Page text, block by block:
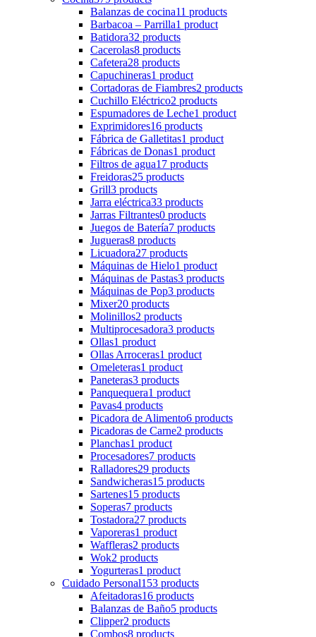
Balanzas de cocina11 products
Barbacoa – Parrilla1 product
Batidora32 products
Cacerolas8 products
Cafetera28 products
Capuchineras1 product
Cortadoras de Fiambres2 products
Cuchillo Eléctrico2 products
Espumadores de Leche1 product
Exprimidores16 products
Fábrica de Galletitas1 product
Fábricas de Donas1 product
Filtros de agua17 products
Freidoras25 products
Grill3 products
Jarra eléctrica33 products
Jarras Filtrantes0 products
Juegos de Batería7 products
Jugueras8 products
Licuadora27 products
Máquinas de Hielo1 product
Máquinas de Pastas3 products
Máquinas de Pop3 products
Mixer20 products
Molinillos2 products
Multiprocesadora3 products
Ollas1 product
Ollas Arroceras1 product
Omeleteras1 product
Paneteras3 products
Panquequera1 product
Pavas4 products
Picadora de Alimento6 products
Picadoras de Carne2 products
Planchas1 product
Procesadores7 products
Ralladores29 products
Sandwicheras15 products
Sartenes15 products
Soperas7 products
Tostadora27 products
Vaporeras1 product
Waffleras2 products
Wok2 products
Yogurteras1 product
Cuidado Personal153 products
Afeitadoras16 products
Balanzas de Baño5 products
Clipper2 products
Combos8 products